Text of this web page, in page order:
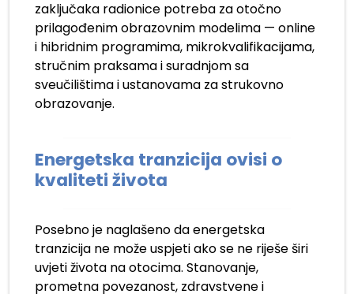
zaključaka radionice potreba za otočno
prilagođenim obrazovnim modelima — online
i hibridnim programima, mikrokvalifikacijama,
stručnim praksama i suradnjom sa
sveučilištima i ustanovama za strukovno
obrazovanje.
Energetska tranzicija ovisi o
kvaliteti života
Posebno je naglašeno da energetska
tranzicija ne može uspjeti ako se ne riješe širi
uvjeti života na otocima. Stanovanje,
prometna povezanost, zdravstvene i